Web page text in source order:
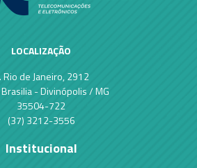
LOCALIZAÇÃO
Rio de Janeiro, 2912
Brasilia - Divinópolis / MG
35504-722
(37) 3212-3556
Institucional